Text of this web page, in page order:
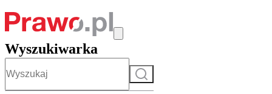
Wyszukiwarka
Szukaj